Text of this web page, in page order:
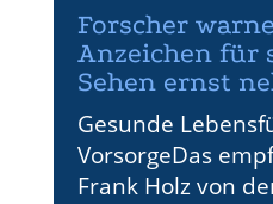
Forscher
Anzeichen für
Sehen ernst
Gesunde
VorsorgeDas
Frank Holz von